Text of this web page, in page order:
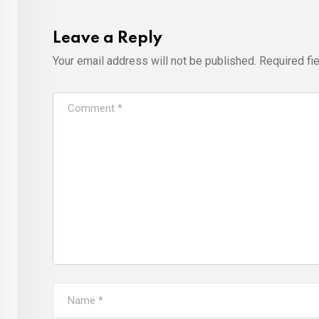
Leave a Reply
Your email address will not be published. Required